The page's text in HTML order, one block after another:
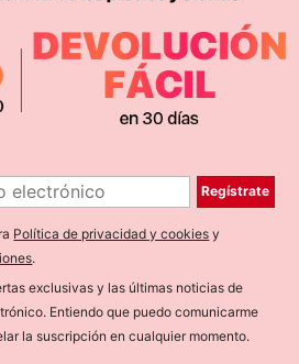
Regístrate
Política de privacidad y cookies y
.
exclusivas y las últimas noticias de
Entiendo que puedo comunicarme
la suscripción en cualquier momento.